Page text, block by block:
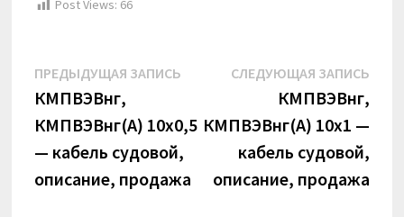
Post Views: 66
Навигация
по
записям
ПРЕДЫДУЩАЯ ЗАПИСЬ Предыдущая
КМПВЭВнг,
КМПВЭВнг(А) 10х0,5
— кабель судовой,
описание, продажа
СЛЕДУЮЩАЯ ЗАПИСЬ
КМПВЭВнг,
КМПВЭВнг(А) 10х1 —
кабель судовой,
описание, продажа